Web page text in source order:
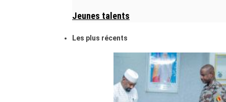
Jeunes talents
Les plus récents